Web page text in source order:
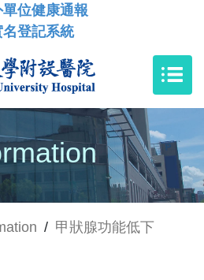
單位健康通報
名登記系統
/ 甲狀腺功能低下